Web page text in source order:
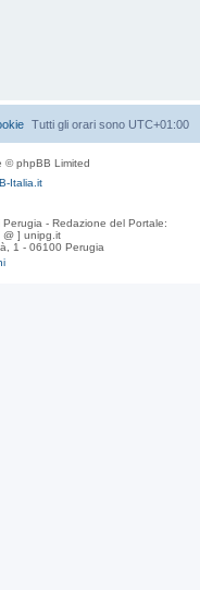
Tutti gli orari sono UTC+01:00
© phpBB Limited
Italia.it
- Redazione del Portale:
@ ] unipg.it
1 - 06100 Perugia